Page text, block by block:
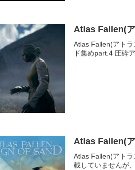
Atlas Fallen(
Atlas Fallen(アト
ド集めpart.4 圧砕
Atlas Fallen(アト
載していませんが